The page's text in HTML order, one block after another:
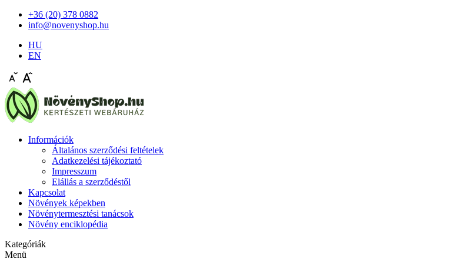
+36 (20) 378 0882
info@novenyshop.hu
HU
EN
Információk
Általános szerződési feltételek
Adatkezelési tájékoztató
Impresszum
Elállás a szerződéstől
Kapcsolat
Növények képekben
Növénytermesztési tanácsok
Növény enciklopédia
Kategóriák
Menü